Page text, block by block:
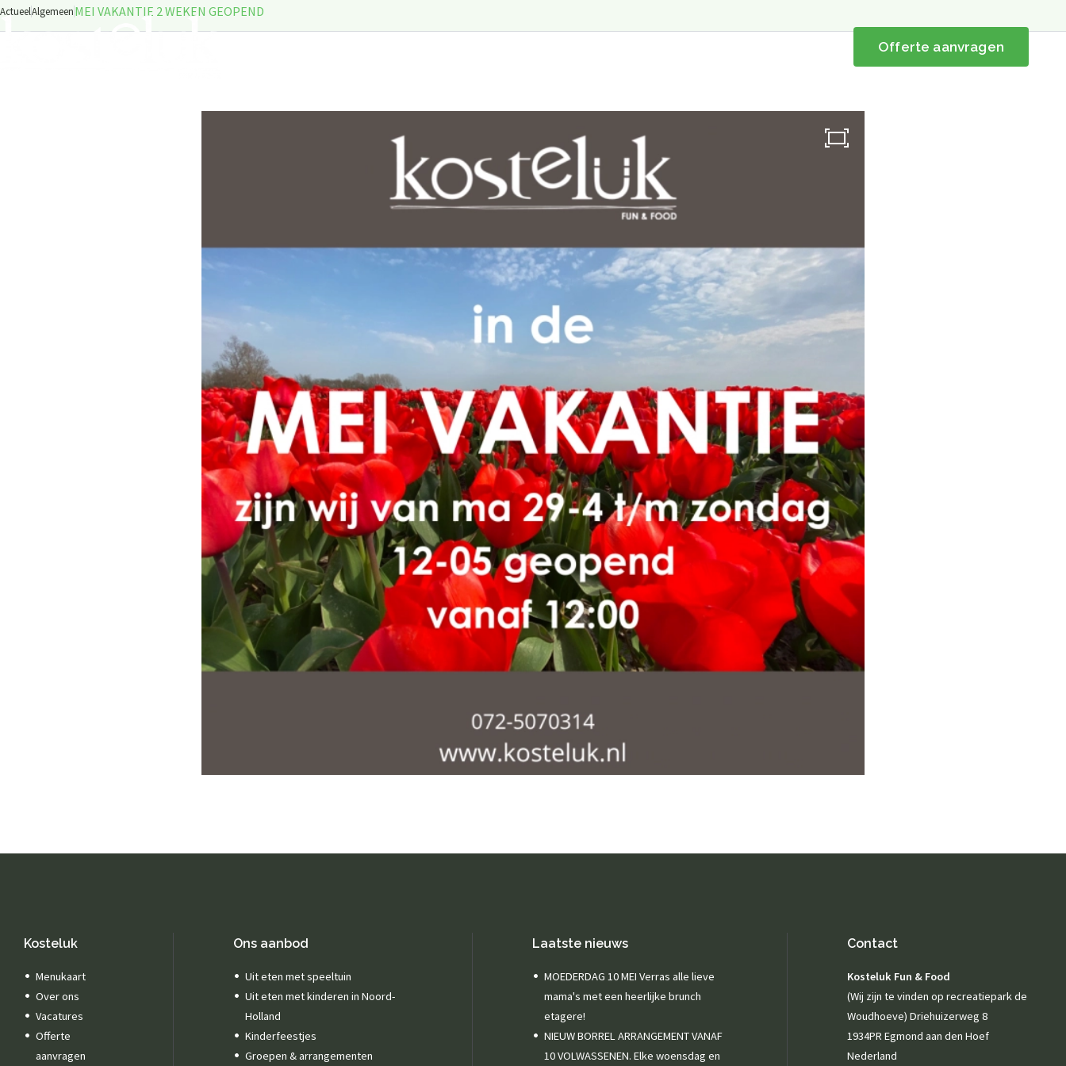
Offerte aanvragen
Actueel
Over ons
Menukaart
Arrangementen
Groepsborrel
Feestjes met vrienden & familie
Kraamfeest of babyshower
Verjaardag
Bruiloft
Bedrijfsfeest
Borrelarrangement
Kinderpartijtjes
Activiteiten
Speelmogelijkheden
Games
ActueelAlgemeenMEI VAKANTIE 2 WEKEN GEOPEND
Kosteluk
Menukaart
Over ons
Vacatures
Offerte
aanvragen
Ons aanbod
Uit eten met speeltuin
Uit eten met kinderen in Noord-
Holland
Kinderfeestjes
Groepen & arrangementen
Laatste nieuws
MOEDERDAG 10 MEI Verras alle lieve
mama's met een heerlijke brunch
etagere!
NIEUW BORREL ARRANGEMENT VANAF
10 VOLWASSENEN. Elke woensdag en
Contact
Kosteluk Fun & Food
(Wij zijn te vinden op recreatiepark de
Woudhoeve) Driehuizerweg 8
1934PR Egmond aan den Hoef
Nederland